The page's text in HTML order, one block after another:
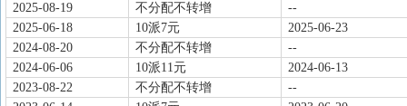
2025-08-19
不分配不转增
--
2025-06-18
10派7元
2025-06-23
2024-08-20
不分配不转增
--
2024-06-06
10派11元
2024-06-13
2023-08-22
不分配不转增
--